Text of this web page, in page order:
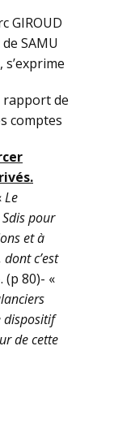
GIROUD
SAMU
s’exprime
rapport de
comptes
Le
pour
et à
c’est
(p 80)- «
dispositif
de cette